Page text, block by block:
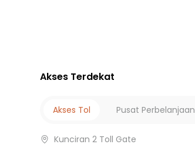
Akses Terdekat
Akses Tol Pusat Perbelanjaan
Kunciran 2 Toll Gate